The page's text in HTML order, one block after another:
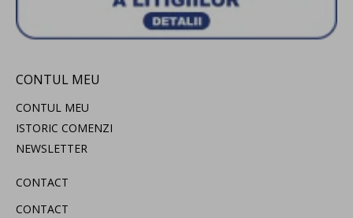
CONTUL MEU
CONTUL MEU
ISTORIC COMENZI
NEWSLETTER
CONTACT
CONTACT